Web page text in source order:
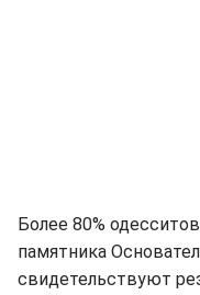
Более 80%
памятника
свидетельствуют